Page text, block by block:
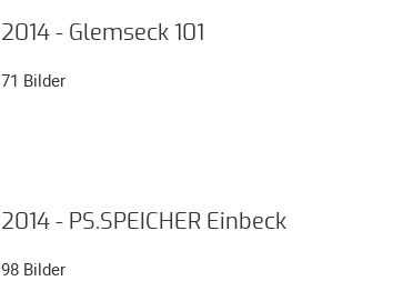
2014 - Glemseck 101
71 Bilder
2014 - PS.SPEICHER Einbeck
98 Bilder